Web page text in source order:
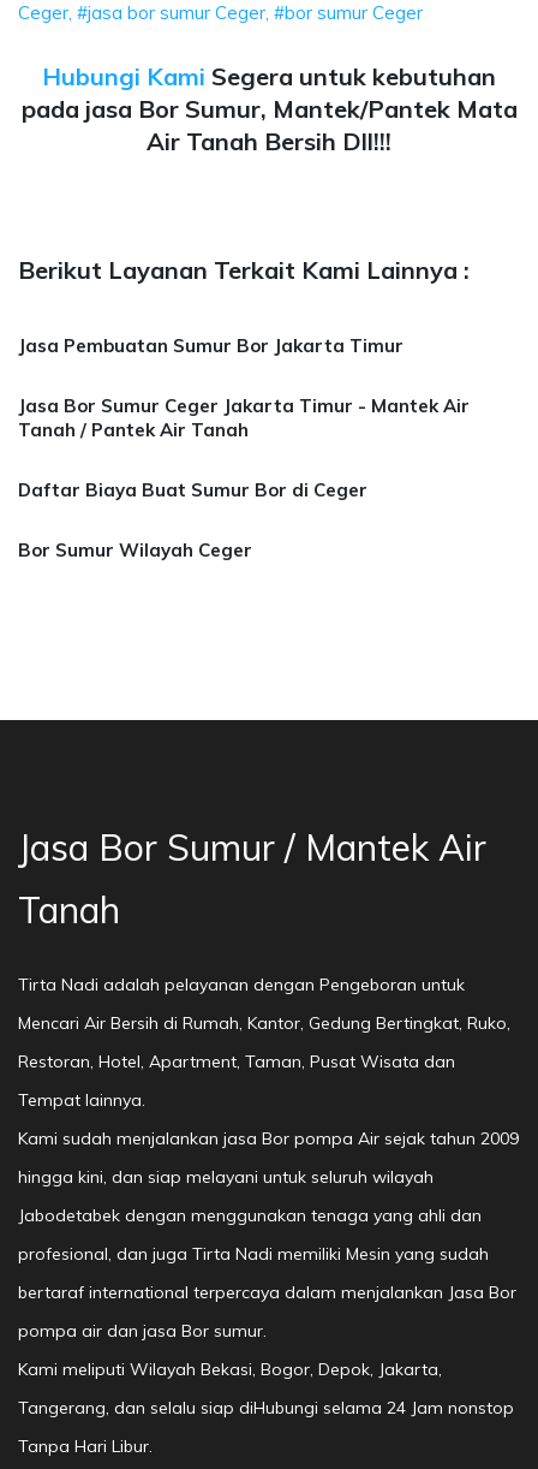
Ceger, #jasa bor sumur Ceger, #bor sumur Ceger
Hubungi Kami Segera untuk kebutuhan
pada jasa Bor Sumur, Mantek/Pantek Mata
Air Tanah Bersih Dll!!!
Berikut Layanan Terkait Kami Lainnya :
Jasa Pembuatan Sumur Bor Jakarta Timur
Jasa Bor Sumur Ceger Jakarta Timur - Mantek Air
Tanah / Pantek Air Tanah
Daftar Biaya Buat Sumur Bor di Ceger
Bor Sumur Wilayah Ceger
Jasa Bor Sumur / Mantek Air
Tanah
Tirta Nadi adalah pelayanan dengan Pengeboran untuk
Mencari Air Bersih di Rumah, Kantor, Gedung Bertingkat, Ruko,
Restoran, Hotel, Apartment, Taman, Pusat Wisata dan
Tempat lainnya.
Kami sudah menjalankan jasa Bor pompa Air sejak tahun 2009
hingga kini, dan siap melayani untuk seluruh wilayah
Jabodetabek dengan menggunakan tenaga yang ahli dan
profesional, dan juga Tirta Nadi memiliki Mesin yang sudah
bertaraf international terpercaya dalam menjalankan Jasa Bor
pompa air dan jasa Bor sumur.
Kami meliputi Wilayah Bekasi, Bogor, Depok, Jakarta,
Tangerang, dan selalu siap diHubungi selama 24 Jam nonstop
Tanpa Hari Libur.